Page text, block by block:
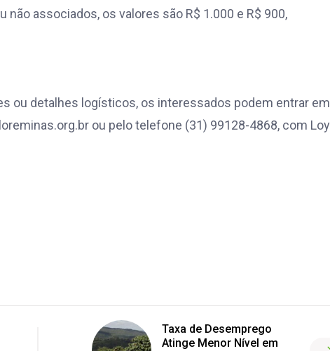
não associados, os valores são R$ 1.000 e R$ 900,
ou detalhes logísticos, os interessados podem entrar em
ou pelo telefone (31) 99128-4868, com Loy
Taxa de Desemprego
Atinge Menor Nível em